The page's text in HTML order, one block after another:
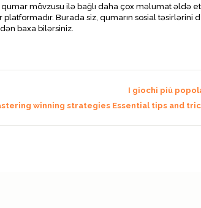
qumar mövzusu ilə bağlı daha çox məlumat əldə
platformadır. Burada siz, qumarın sosial
baxa bilərsiniz.
I giochi più
winning strategies Essential tips and